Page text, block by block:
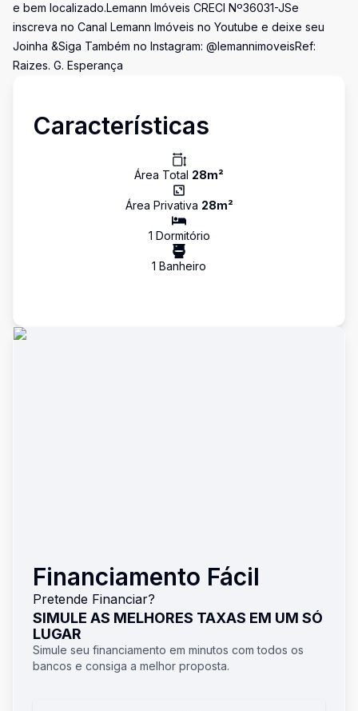
e bem localizado.Lemann Imóveis CRECI Nº36031-JSe
inscreva no Canal Lemann Imóveis no Youtube e deixe seu
Joinha &Siga Também no Instagram: @lemannimoveisRef:
Raizes. G. Esperança
Características
Área Total 28m²
Área Privativa 28m²
1 Dormitório
1 Banheiro
Financiamento Fácil
Pretende Financiar?
SIMULE AS MELHORES TAXAS EM UM SÓ
LUGAR
Simule seu financiamento em minutos com todos os
bancos e consiga a melhor proposta.